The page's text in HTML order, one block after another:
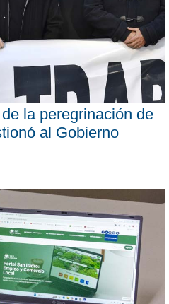
la peregrinación de
al Gobierno